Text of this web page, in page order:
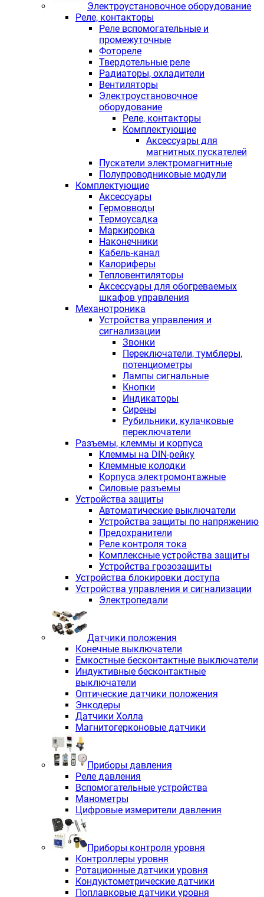
Электроустановочное оборудование
Реле, контакторы
Реле вспомогательные и
промежуточные
Фотореле
Твердотельные реле
Радиаторы, охладители
Вентиляторы
Электроустановочное
оборудование
Реле, контакторы
Комплектующие
Аксессуары для
магнитных пускателей
Пускатели электромагнитные
Полупроводниковые модули
Комплектующие
Аксессуары
Гермовводы
Термоусадка
Маркировка
Наконечники
Кабель-канал
Калориферы
Тепловентиляторы
Аксессуары для обогреваемых
шкафов управления
Механотроника
Устройства управления и
сигнализации
Звонки
Переключатели, тумблеры,
потенциометры
Лампы сигнальные
Кнопки
Индикаторы
Сирены
Рубильники, кулачковые
переключатели
Разъемы, клеммы и корпуса
Клеммы на DIN-рейку
Клеммные колодки
Корпуса электромонтажные
Силовые разъемы
Устройства защиты
Автоматические выключатели
Устройства защиты по напряжению
Предохранители
Реле контроля тока
Комплексные устройства защиты
Устройства грозозащиты
Устройства блокировки доступа
Устройства управления и сигнализации
Электропедали
Датчики положения
Конечные выключатели
Емкостные бесконтактные выключатели
Индуктивные бесконтактные
выключатели
Оптические датчики положения
Энкодеры
Датчики Холла
Магнитогерконовые датчики
Приборы давления
Реле давления
Вспомогательные устройства
Манометры
Цифровые измерители давления
Приборы контроля уровня
Контроллеры уровня
Ротационные датчики уровня
Кондуктометрические датчики
Поплавковые датчики уровня